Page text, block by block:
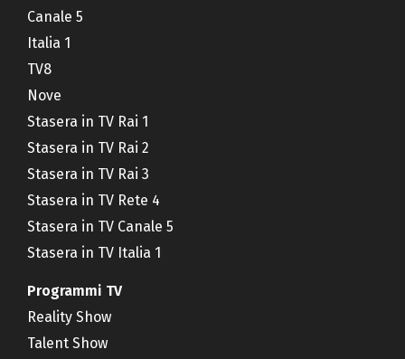
Canale 5
Italia 1
TV8
Nove
Stasera in TV Rai 1
Stasera in TV Rai 2
Stasera in TV Rai 3
Stasera in TV Rete 4
Stasera in TV Canale 5
Stasera in TV Italia 1
Programmi TV
Reality Show
Talent Show